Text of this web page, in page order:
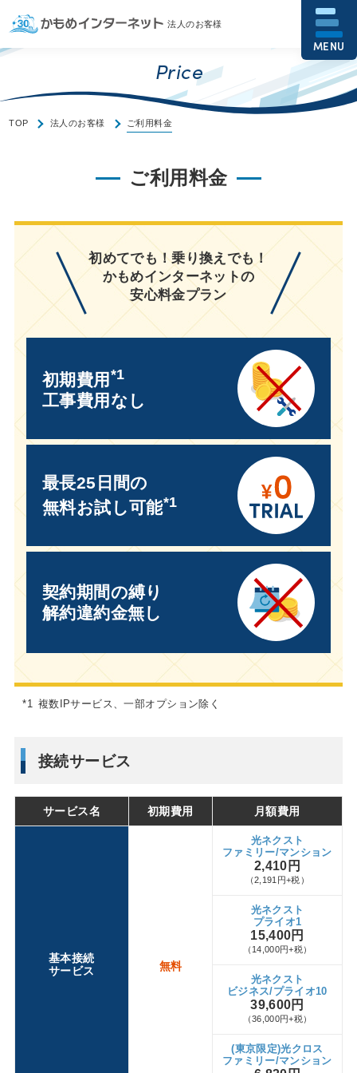
MENU
法人のお客様
Price
TOP 法人のお客様 ご利用料金
ご利用料金
初めてでも！乗り換えでも！
かもめインターネットの
安心料金プラン
初期費用 *1
工事費用なし
最長25日間の
無料お試し可能*1
契約期間の縛り
解約違約金無し
*1 複数IPサービス、一部オプション除く
接続サービス
サービス名 初期費用 月額費用
基本接続
サービス
無料
光ネクスト
ファミリー/マンション
2,410円
（2,191円+税）
光ネクスト
プライオ1
15,400円
（14,000円+税）
光ネクスト
ビジネス/プライオ10
39,600円
（36,000円+税）
(東京限定)光クロス
ファミリー/マンション